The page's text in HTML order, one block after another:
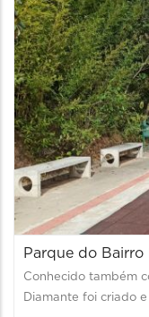
Parque do
Conhecido também
Diamante foi criado